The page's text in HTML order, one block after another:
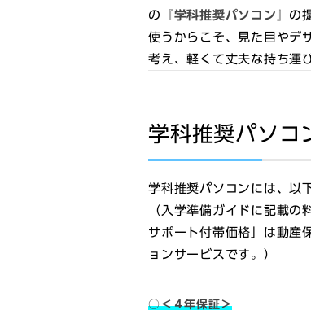
の
『学科推奨パソコン』 の
使うからこそ、見た目やデ
考え、軽くて丈夫な持ち運
学科推奨パソコ
学科推奨パソコンには、以
（ 入学準備ガイドに記載の
サポート付帯価格」は動産
ョンサービスです。）
○＜４年保証＞